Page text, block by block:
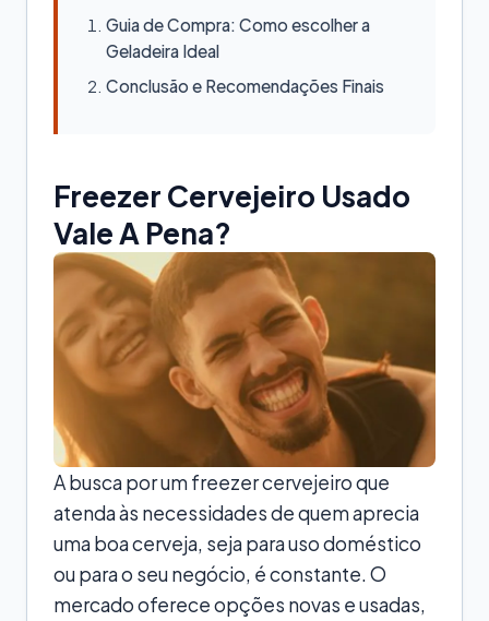
Guia de Compra: Como escolher a
Geladeira Ideal
Conclusão e Recomendações Finais
Freezer Cervejeiro Usado
Vale A Pena?
A busca por um freezer cervejeiro que
atenda às necessidades de quem aprecia
uma boa cerveja, seja para uso doméstico
ou para o seu negócio, é constante. O
mercado oferece opções novas e usadas,